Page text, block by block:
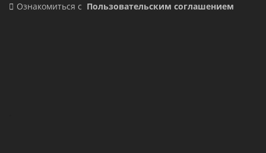
Ознакомиться с Пользовательским соглашением